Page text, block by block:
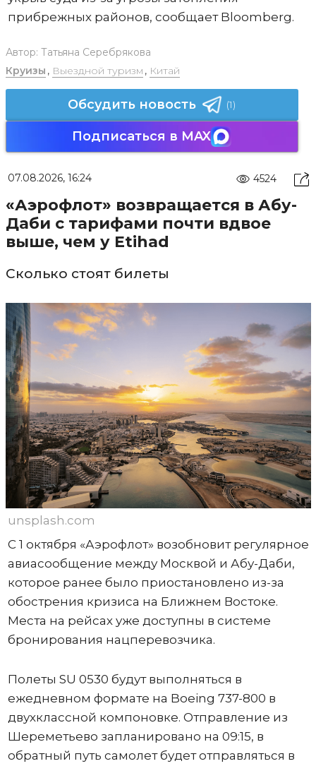
прибрежных районов, сообщает Bloomberg.
Автор: Татьяна Серебрякова
Круизы , Выездной туризм , Китай
Обсудить новость (1)
Подписаться в MAX
07.08.2026, 16:24 4524
«Аэрофлот» возвращается в Абу-
Даби с тарифами почти вдвое
выше, чем у Etihad
Сколько стоят билеты
unsplash.com
С 1 октября «Аэрофлот» возобновит регулярное
авиасообщение между Москвой и Абу-Даби,
которое ранее было приостановлено из-за
обострения кризиса на Ближнем Востоке.
Места на рейсах уже доступны в системе
бронирования нацперевозчика.
Полеты SU 0530 будут выполняться в
ежедневном формате на Boeing 737-800 в
двухклассной компоновке. Отправление из
Шереметьево запланировано на 09:15, в
обратный путь самолет будет отправляться в